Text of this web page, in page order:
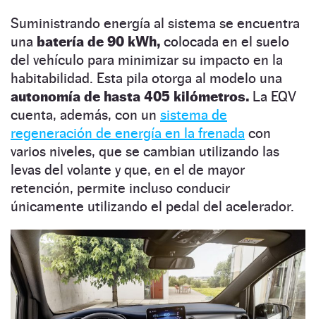
Suministrando energía al sistema se encuentra
una batería de 90 kWh, colocada en el suelo
del vehículo para minimizar su impacto en la
habitabilidad. Esta pila otorga al modelo una
autonomía de hasta 405 kilómetros. La EQV
cuenta, además, con un sistema de
regeneración de energía en la frenada con
varios niveles, que se cambian utilizando las
levas del volante y que, en el de mayor
retención, permite incluso conducir
únicamente utilizando el pedal del acelerador.